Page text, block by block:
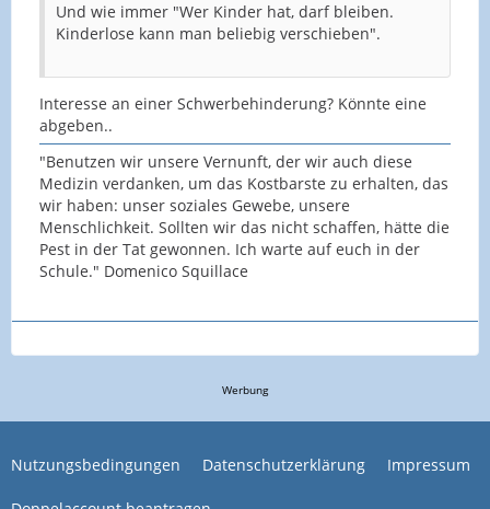
Und wie immer "Wer Kinder hat, darf bleiben.
Kinderlose kann man beliebig verschieben".
Interesse an einer Schwerbehinderung? Könnte eine
abgeben..
"Benutzen wir unsere Vernunft, der wir auch diese
Medizin verdanken, um das Kostbarste zu erhalten, das
wir haben: unser soziales Gewebe, unsere
Menschlichkeit. Sollten wir das nicht schaffen, hätte die
Pest in der Tat gewonnen. Ich warte auf euch in der
Schule." Domenico Squillace
Werbung
Nutzungsbedingungen Datenschutzerklärung Impressum